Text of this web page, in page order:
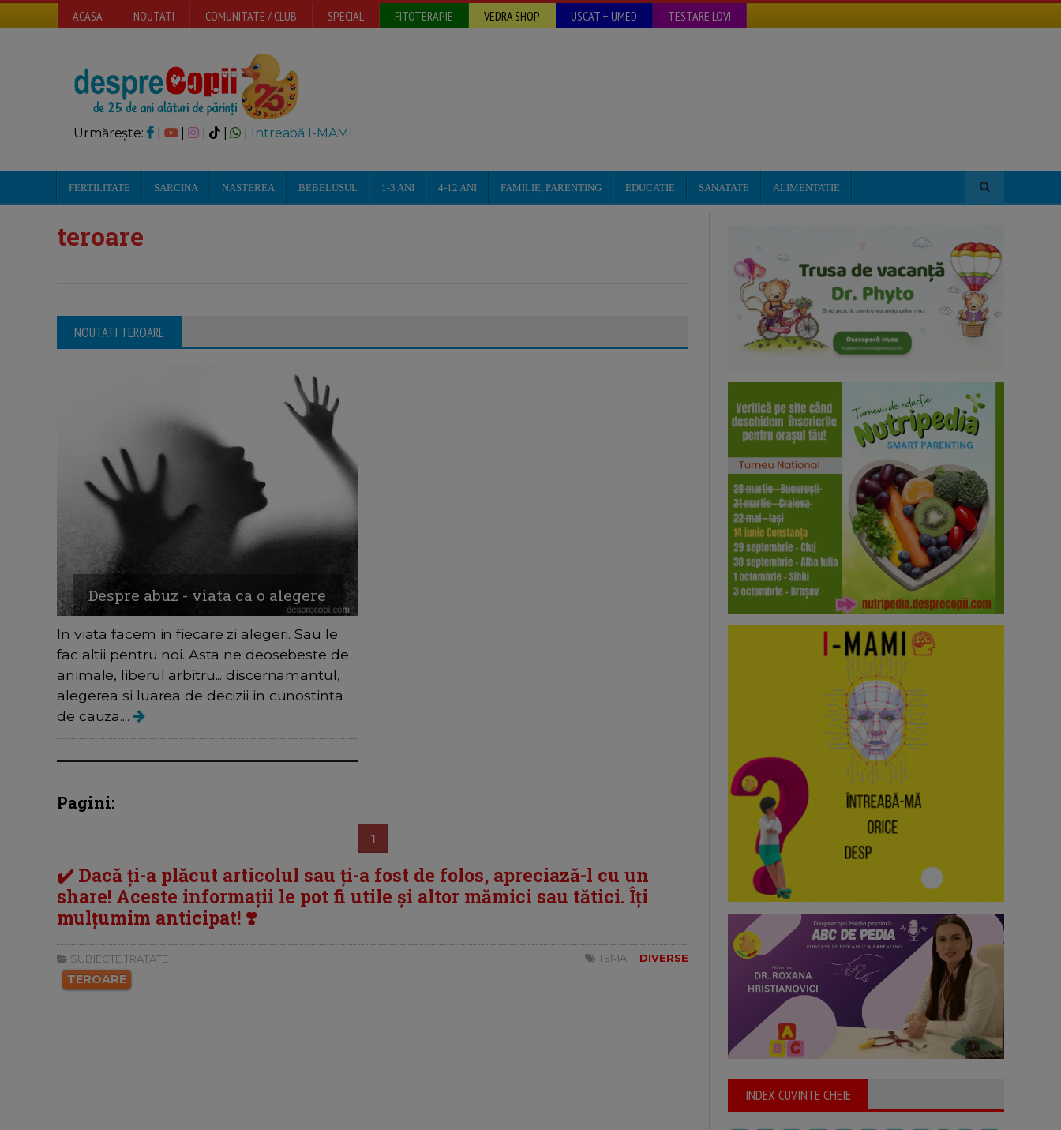
ACASA NOUTATI COMUNITATE / CLUB SPECIAL FITOTERAPIE VEDRA SHOP USCAT + UMED TESTARE LOVI
Urmărește: | | Intreabă I-MAMI
FERTILITATE SARCINA NASTEREA BEBELUSUL 1-3 ANI 4-12 ANI FAMILIE, PARENTING EDUCATIE SANATATE ALIMENTATIE
teroare
NOUTATI TEROARE
Despre abuz - viata ca o alegere
In viata facem in fiecare zi alegeri. Sau le
fac altii pentru noi. Asta ne deosebeste de
animale, liberul arbitru... discernamantul,
alegerea si luarea de decizii in cunostinta
de cauza....
Pagini:
1
✔️ Dacă ți-a plăcut articolul sau ți-a fost de folos, apreciază-l cu un
share! Aceste informații le pot fi utile și altor mămici sau tătici. Îți
mulțumim anticipat! ❣️
SUBIECTE TRATATE:
TEROARE
TEMA: DIVERSE
INDEX CUVINTE CHEIE